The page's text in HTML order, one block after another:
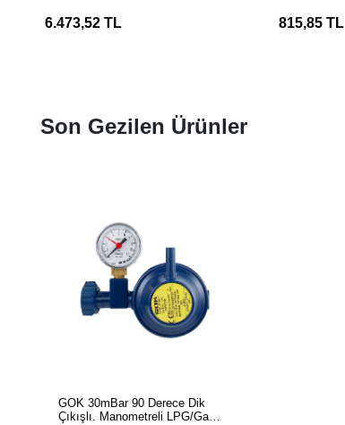
6.473,52 TL 815,85 TL
Son Gezilen Ürünler
GOK 30mBar 90 Derece Dik
Çıkışlı. Manometreli LPG/Gaz